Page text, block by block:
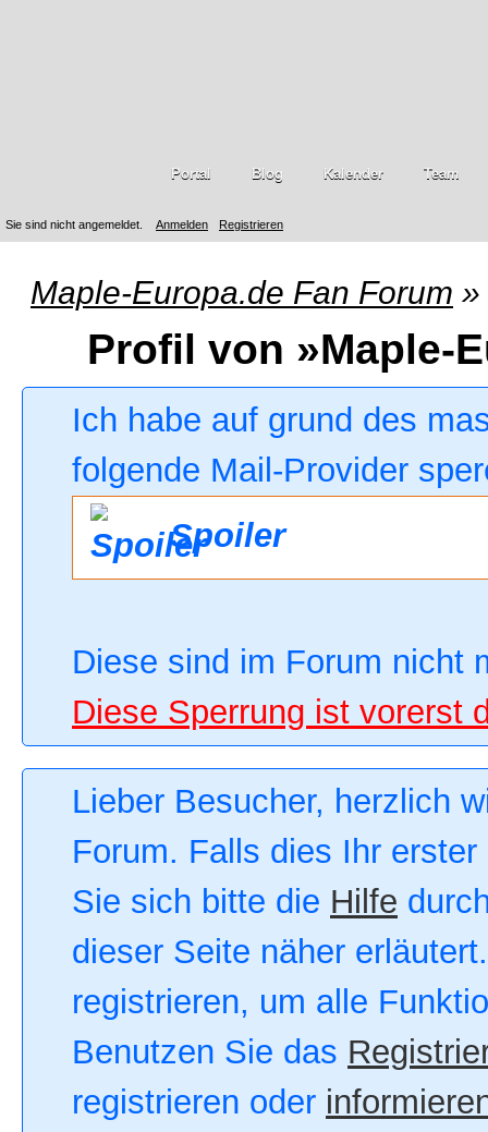
Sie sind nicht angemeldet. Anmelden Registrieren
Portal Blog Kalender Team
Maple-Europa.de Fan Forum »
Profil von »Maple-
Ich habe auf grund des
folgende Mail-Provider
Spoiler
Diese sind im Forum nicht
Diese Sperrung ist vorerst
Lieber Besucher, herzlich
Forum. Falls dies Ihr
Sie sich bitte die Hilfe
dieser Seite näher
registrieren, um alle
Benutzen Sie das
registrieren oder